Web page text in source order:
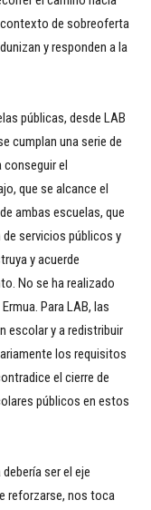
contexto de sobreoferta
y responden a la
públicas, desde LAB
cumplan una serie de
conseguir el
que se alcance el
ambas escuelas, que
servicios públicos y
y acuerde
No se ha realizado
Para LAB, las
escolar y a redistribuir
los requisitos
el cierre de
públicos en estos
ser el eje
reforzarse, nos toca